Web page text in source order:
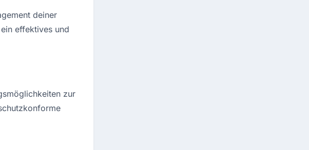
deiner
effektives und
zur